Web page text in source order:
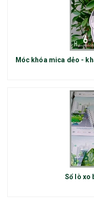
Móc khóa mica dẻo -
Sổ lò xo